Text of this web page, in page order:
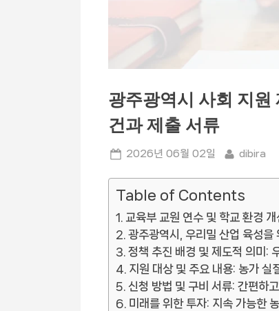
광주광역시 사회 지원
건과 제출 서류
Posted
2026년 06월 02일 By
dibira
Table of Contents
교육부 교원 연수 및 학교 환경 개
광주광역시, 우리밀 산업 육성을
정책 추진 배경 및 제도적 의미:
지원 대상 및 주요 내용: 농가 실
신청 방법 및 구비 서류: 간편하
미래를 위한 투자: 지속 가능한